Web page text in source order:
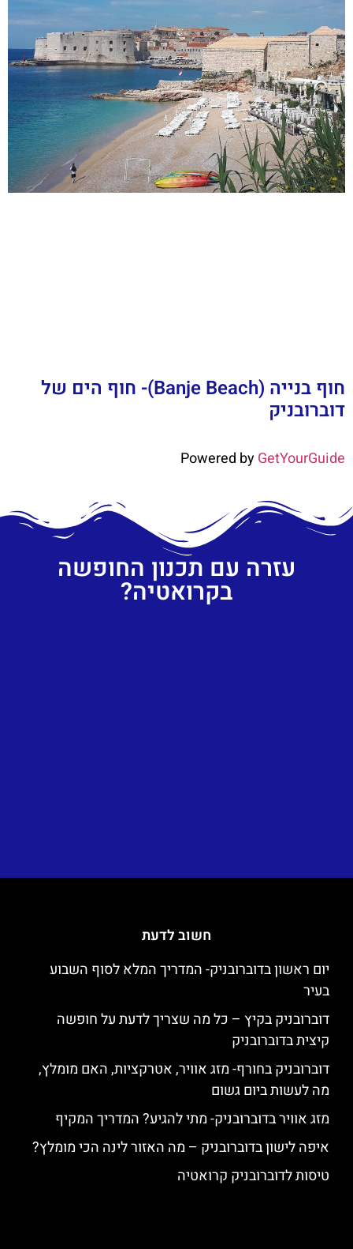
חוף בנייה (Banje Beach)- חוף הים של
דוברובניק
Powered byGetYourGuide
עזרה עם תכנון החופשה
בקרואטיה?
חשוב לדעת
יום ראשון בדוברובניק- המדריך המלא לסוף השבוע
בעיר
דוברובניק בקיץ – כל מה שצריך לדעת על חופשה
קיצית בדוברובניק
דוברובניק בחורף- מזג אוויר, אטרקציות, האם מומלץ,
מה לעשות ביום גשום
מזג אוויר בדוברובניק- מתי להגיע? המדריך המקיף
איפה לישון בדוברובניק – מה האזור לינה הכי מומלץ?
טיסות לדוברובניק קרואטיה